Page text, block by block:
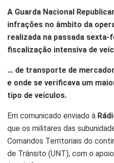
A Guarda Nacional
infrações no âmbito da
realizada na passada sexta-
fiscalização intensiva de
… de transporte de
e onde se verificava um
tipo de veículos.
Em comunicado enviado à
que os militares das
Comandos Territoriais do
de Trânsito (UNT), com o